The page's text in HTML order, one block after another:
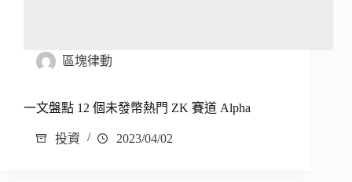
區塊律動
一文盤點 12 個未發幣熱門 ZK 賽道 Alpha
投資 2023/04/02